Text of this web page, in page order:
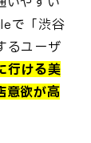
で「渋谷
るユーザ
行ける美
意欲が高